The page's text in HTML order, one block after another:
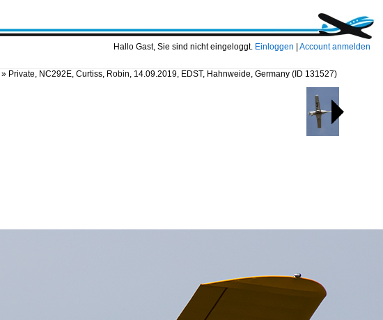
Hallo Gast, Sie sind nicht eingeloggt. Einloggen Account anmelden
» Private, NC292E, Curtiss, Robin, 14.09.2019, EDST, Hahnweide, Germany (ID 131527)